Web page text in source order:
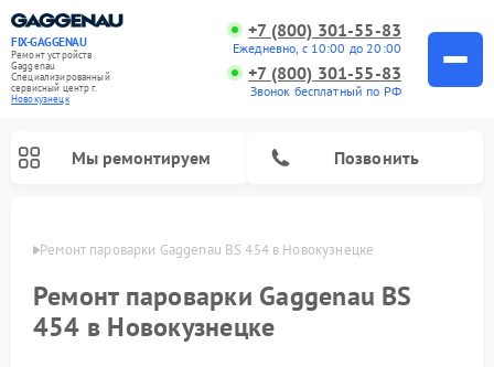
FIX-GAGGENAU
Ремонт устройств
Gaggenau
Специализированный
cервисный центр г.
Новокузнецк
+7 (800) 301-55-83
Ежедневно, с 10:00 до 20:00
+7 (800) 301-55-83
Звонок бесплатный по РФ
Мы ремонтируем Позвонить
Ремонт пароварки Gaggenau BS 454 в Новокузнецке
Ремонт пароварки Gaggenau BS
454 в Новокузнецке